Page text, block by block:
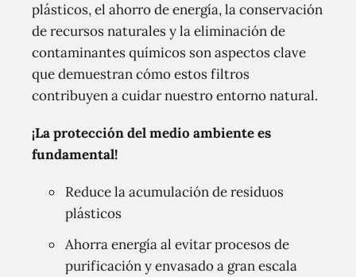
plásticos, el ahorro de energía, la conservación
de recursos naturales y la eliminación de
contaminantes químicos son aspectos clave
que demuestran cómo estos filtros
contribuyen a cuidar nuestro entorno natural.
¡La protección del medio ambiente es
fundamental!
Reduce la acumulación de residuos
plásticos
Ahorra energía al evitar procesos de
purificación y envasado a gran escala